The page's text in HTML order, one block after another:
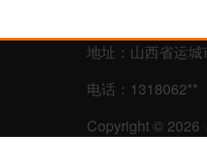
地址：山西省运
电话：1318062**
Copyright © 2026